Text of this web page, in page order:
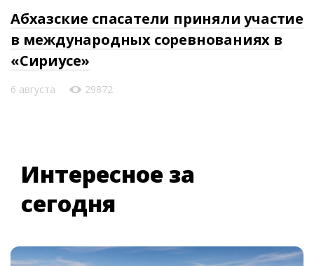
Абхазские спасатели приняли участие
в международных соревнованиях в
«Сириусе»
6 августа 29872
Интересное за
сегодня